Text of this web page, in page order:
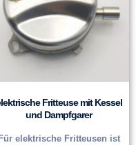
Fritteuse mit Kessel
und Dampfgarer
Für elektrische Fritteusen ist